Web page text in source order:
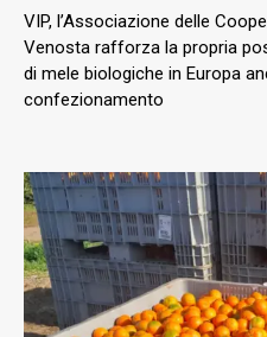
VIP, l’Associazione delle
Venosta rafforza la propria
di mele biologiche in Europa
confezionamento